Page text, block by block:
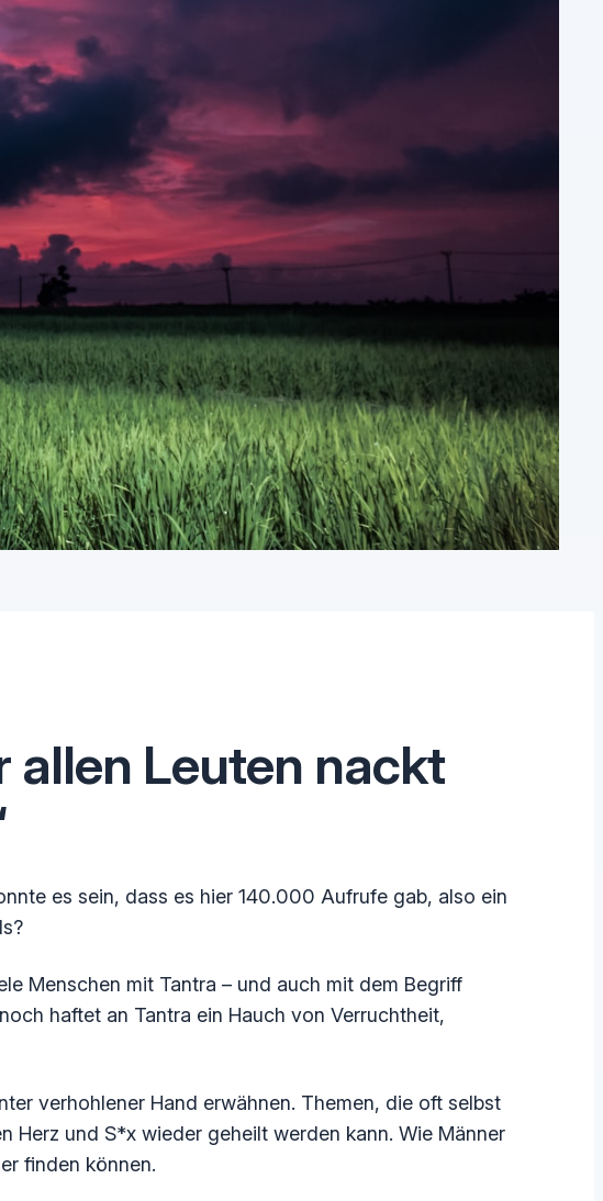
allen Leuten nackt
es sein, dass es hier 140.000 Aufrufe gab, also ein
Menschen mit Tantra – und auch mit dem Begriff
haftet an Tantra ein Hauch von Verruchtheit,
verhohlener Hand erwähnen. Themen, die oft selbst
Herz und S*x wieder geheilt werden kann. Wie Männer
finden können.